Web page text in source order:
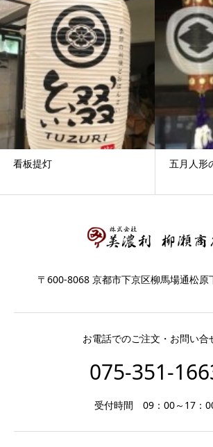
看板提灯 五月人形
〒600-8068 京都市下京区柳馬場通松原
お電話でのご注文・お問い合
075-351-
受付時間 09：00～17：